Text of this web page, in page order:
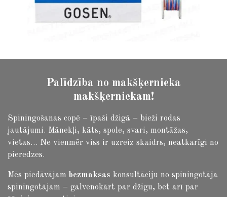
Palīdzība no makšķernieka
makšķerniekam!
Spiningošanas copē – īpaši džigā – bieži rodas
jautājumi. Mānekļi, kāts, spole, svari, montāžas,
vietas… Ne vienmēr viss ir uzreiz skaidrs, neatkarīgi no
pieredzes.
Mēs piedāvājam bezmaksas konsultāciju no spiningotāja
spiningotājam – galvenokārt par džigu, bet arī par